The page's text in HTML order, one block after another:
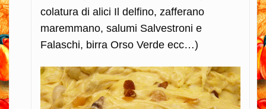
colatura di alici Il delfino, zafferano
maremmano, salumi Salvestroni e
Falaschi, birra Orso Verde ecc…)